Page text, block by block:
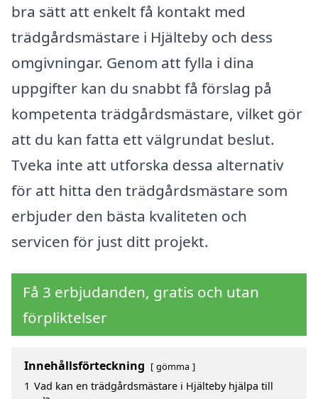
bra sätt att enkelt få kontakt med
trädgårdsmästare i Hjälteby och dess
omgivningar. Genom att fylla i dina
uppgifter kan du snabbt få förslag på
kompetenta trädgårdsmästare, vilket gör
att du kan fatta ett välgrundat beslut.
Tveka inte att utforska dessa alternativ
för att hitta den trädgårdsmästare som
erbjuder den bästa kvaliteten och
servicen för just ditt projekt.
Få 3 erbjudanden, gratis och utan
förpliktelser
Innehållsförteckning gömma
1 Vad kan en trädgårdsmästare i Hjälteby hjälpa till